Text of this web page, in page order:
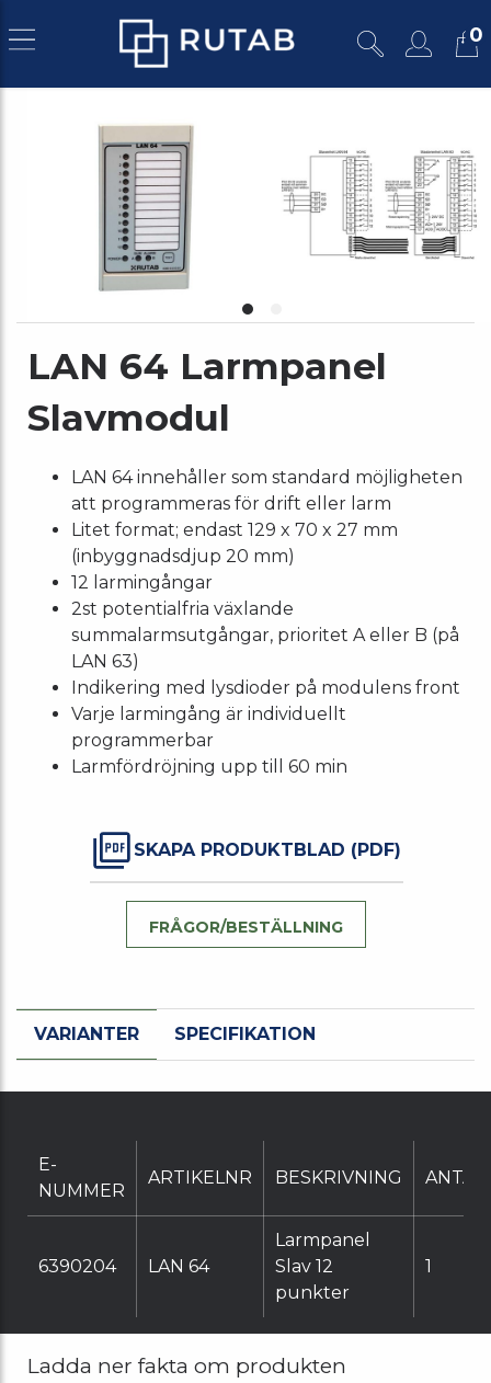
0
LAN 64 Larmpanel
Slavmodul
LAN 64 innehåller som standard möjligheten
att programmeras för drift eller larm
Litet format; endast 129 x 70 x 27 mm
(inbyggnadsdjup 20 mm)
12 larmingångar
2st potentialfria växlande
summalarmsutgångar, prioritet A eller B (på
LAN 63)
Indikering med lysdioder på modulens front
Varje larmingång är individuellt
programmerbar
Larmfördröjning upp till 60 min
SKAPA PRODUKTBLAD (PDF)
FRÅGOR/BESTÄLLNING
VARIANTER SPECIFIKATION
E-
NUMMER
ARTIKELNR BESKRIVNING
6390204 LAN 64
Larmpanel
Slav 12
punkter
1
Ladda ner fakta om produkten